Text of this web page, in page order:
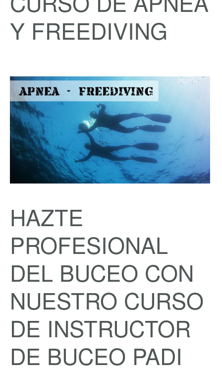
Y FREEDIVING
HAZTE
PROFESIONAL
DEL BUCEO CON
NUESTRO CURSO
DE INSTRUCTOR
DE BUCEO PADI